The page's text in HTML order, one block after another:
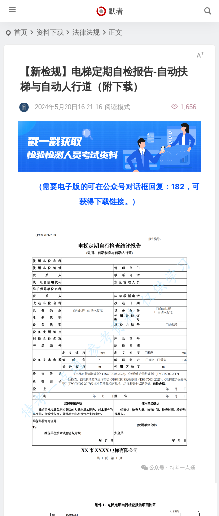
默者
首页 资料下载 法律法规 正文
【新检规】电梯定期自检报告-自动扶
梯与自动人行道（附下载）
2024年5月20日16:21:16 1,656
阅读模式
（需要电子版的可在公众号对话框回复：182，可
获得下载链接。）